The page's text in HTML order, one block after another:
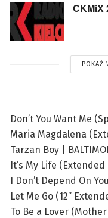
CKMiX
POKAŻ
Don’t You Want Me
Maria Magdalena
Tarzan Boy |
It’s My Life (Extended
I Don’t Depend On
Let Me Go (12”
To Be a Lover